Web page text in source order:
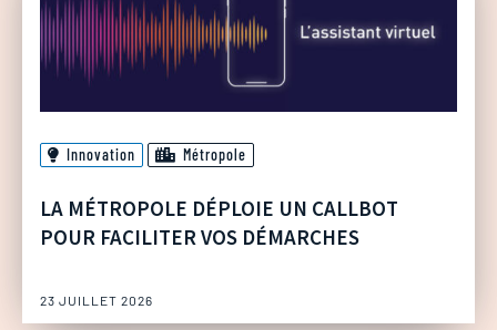
Innovation Métropole
LA MÉTROPOLE DÉPLOIE UN CALLBOT
POUR FACILITER VOS DÉMARCHES
23 JUILLET 2026